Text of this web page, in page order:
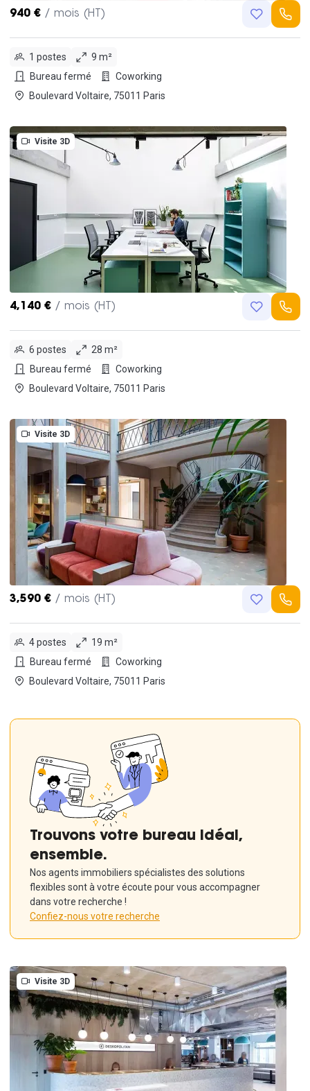
940 € / mois (HT)
1 postes
9 m²
Bureau fermé
Coworking
Boulevard Voltaire, 75011 Paris
Visite 3D
4,140 € / mois (HT)
6 postes
28 m²
Bureau fermé
Coworking
Boulevard Voltaire, 75011 Paris
Visite 3D
3,590 € / mois (HT)
4 postes
19 m²
Bureau fermé
Coworking
Boulevard Voltaire, 75011 Paris
Trouvons votre bureau idéal,
ensemble.
Nos agents immobiliers spécialistes des solutions
flexibles sont à votre écoute pour vous accompagner
dans votre recherche !
Confiez-nous votre recherche
Visite 3D